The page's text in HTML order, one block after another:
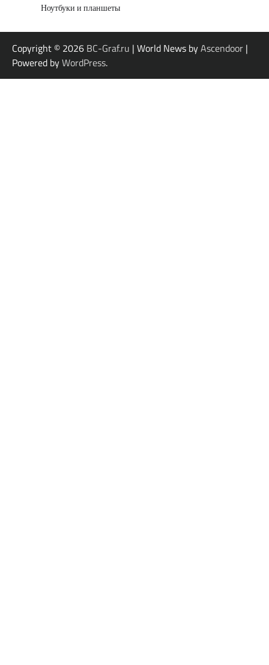
Ноутбуки и планшеты
Copyright © 2026 BC-Graf.ru | World News byAscendoor |
Powered byWordPress.